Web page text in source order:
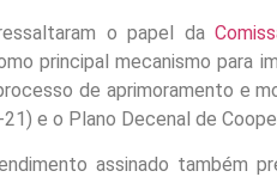
o papel da
principal mecanismo para
de aprimoramento e
e o Plano Decenal de
assinado também